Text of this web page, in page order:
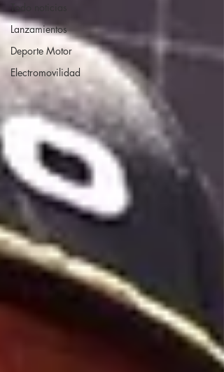
Todo noticias
Lanzamientos
Deporte Motor
Electromovilidad